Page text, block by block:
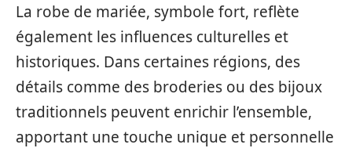
La robe de mariée, symbole fort, reflète
également les influences culturelles et
historiques. Dans certaines régions, des
détails comme des broderies ou des bijoux
traditionnels peuvent enrichir l’ensemble,
apportant une touche unique et personnelle